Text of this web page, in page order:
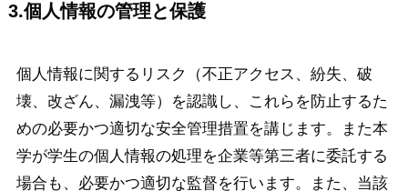
3.個人情報の管理と保護
個人情報に関するリスク（不正アクセス、紛失、破
壊、改ざん、漏洩等）を認識し、これらを防止するた
めの必要かつ適切な安全管理措置を講じます。また本
学が学生の個人情報の処理を企業等第三者に委託する
場合も、必要かつ適切な監督を行います。また、当該